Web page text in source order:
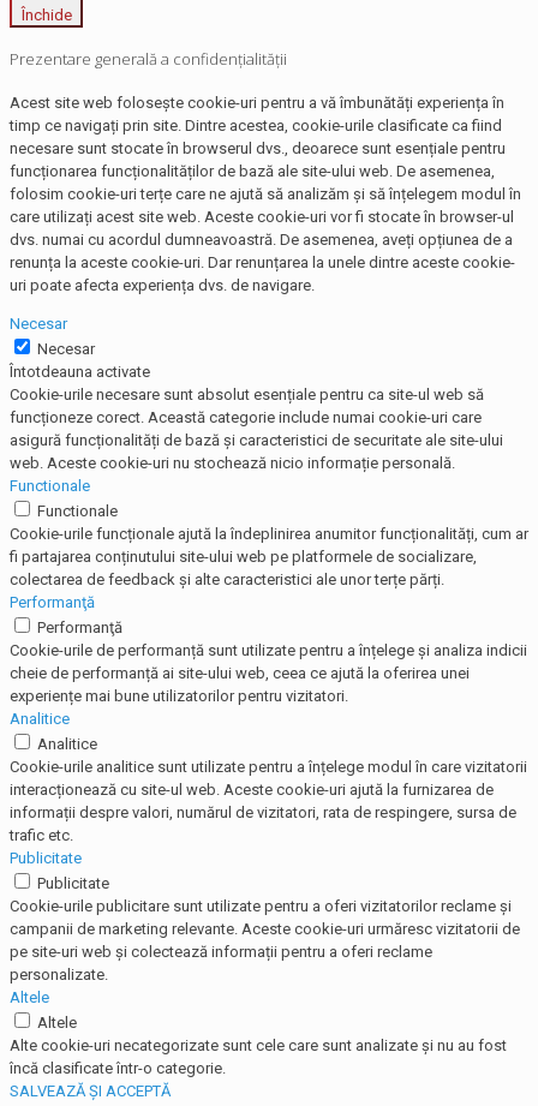
Închide
Prezentare generală a confidențialității
Acest site web folosește cookie-uri pentru a vă îmbunătăți experiența în
timp ce navigați prin site. Dintre acestea, cookie-urile clasificate ca fiind
necesare sunt stocate în browserul dvs., deoarece sunt esențiale pentru
funcționarea funcționalităților de bază ale site-ului web. De asemenea,
folosim cookie-uri terțe care ne ajută să analizăm și să înțelegem modul în
care utilizați acest site web. Aceste cookie-uri vor fi stocate în browser-ul
dvs. numai cu acordul dumneavoastră. De asemenea, aveți opțiunea de a
renunța la aceste cookie-uri. Dar renunțarea la unele dintre aceste cookie-
uri poate afecta experiența dvs. de navigare.
Necesar
Necesar
Întotdeauna activate
Cookie-urile necesare sunt absolut esențiale pentru ca site-ul web să
funcționeze corect. Această categorie include numai cookie-uri care
asigură funcționalități de bază și caracteristici de securitate ale site-ului
web. Aceste cookie-uri nu stochează nicio informație personală.
Functionale
Functionale
Cookie-urile funcționale ajută la îndeplinirea anumitor funcționalități, cum ar
fi partajarea conținutului site-ului web pe platformele de socializare,
colectarea de feedback și alte caracteristici ale unor terțe părți.
Performanţă
Performanţă
Cookie-urile de performanță sunt utilizate pentru a înțelege și analiza indicii
cheie de performanță ai site-ului web, ceea ce ajută la oferirea unei
experiențe mai bune utilizatorilor pentru vizitatori.
Analitice
Analitice
Cookie-urile analitice sunt utilizate pentru a înțelege modul în care vizitatorii
interacționează cu site-ul web. Aceste cookie-uri ajută la furnizarea de
informații despre valori, numărul de vizitatori, rata de respingere, sursa de
trafic etc.
Publicitate
Publicitate
Cookie-urile publicitare sunt utilizate pentru a oferi vizitatorilor reclame și
campanii de marketing relevante. Aceste cookie-uri urmăresc vizitatorii de
pe site-uri web și colectează informații pentru a oferi reclame
personalizate.
Altele
Altele
Alte cookie-uri necategorizate sunt cele care sunt analizate și nu au fost
încă clasificate într-o categorie.
SALVEAZĂ ȘI ACCEPTĂ